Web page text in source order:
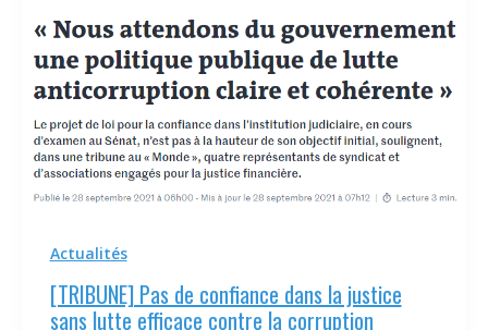
Actualités
[TRIBUNE] Pas de confiance dans la justice
sans lutte efficace contre la corruption